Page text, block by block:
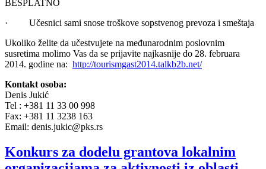
BESPLATNO
· Učesnici sami snose troškove sopstvenog prevoza i smeštaja
Ukoliko želite da učestvujete na međunarodnim poslovnim
susretima molimo Vas da se prijavite najkasnije do 28. februara
2014. godine na: http://tourismgast2014.talkb2b.net/
Kontakt osoba:
Denis Jukić
Tel : +381 11 33 00 998
Fax: +381 11 3238 163
Email: denis.jukic@pks.rs
Konkurs za dodelu grantova lokalnim